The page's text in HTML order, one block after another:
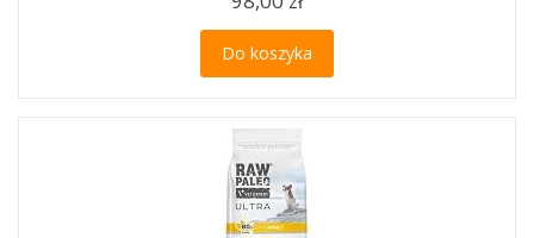
Do koszyka